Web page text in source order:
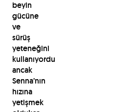
beyin
gücüne
ve
sürüş
yeteneğini
kullanıyordu
ancak
Senna’nın
hızına
yetişmek